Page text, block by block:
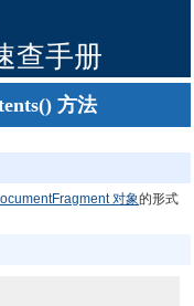
查手册
方法
对象的形式